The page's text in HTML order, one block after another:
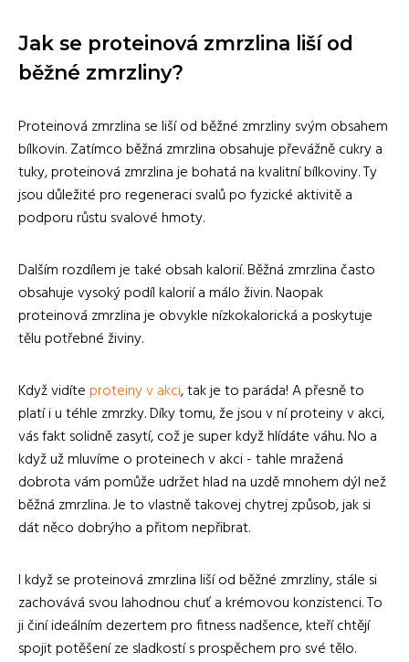
Jak se proteinová zmrzlina liší od
běžné zmrzliny?
Proteinová zmrzlina se liší od běžné zmrzliny svým obsahem
bílkovin. Zatímco běžná zmrzlina obsahuje převážně cukry a
tuky, proteinová zmrzlina je bohatá na kvalitní bílkoviny. Ty
jsou důležité pro regeneraci svalů po fyzické aktivitě a
podporu růstu svalové hmoty.
Dalším rozdílem je také obsah kalorií. Běžná zmrzlina často
obsahuje vysoký podíl kalorií a málo živin. Naopak
proteinová zmrzlina je obvykle nízkokalorická a poskytuje
tělu potřebné živiny.
Když vidíteproteiny v akci, tak je to paráda! A přesně to
platí i u téhle zmrzky. Díky tomu, že jsou v ní proteiny v akci,
vás fakt solidně zasytí, což je super když hlídáte váhu. No a
když už mluvíme o proteinech v akci - tahle mražená
dobrota vám pomůže udržet hlad na uzdě mnohem dýl než
běžná zmrzlina. Je to vlastně takovej chytrej způsob, jak si
dát něco dobrýho a přitom nepřibrat.
I když se proteinová zmrzlina liší od běžné zmrzliny, stále si
zachovává svou lahodnou chuť a krémovou konzistenci. To
ji činí ideálním dezertem pro fitness nadšence, kteří chtějí
spojit potěšení ze sladkostí s prospěchem pro své tělo.